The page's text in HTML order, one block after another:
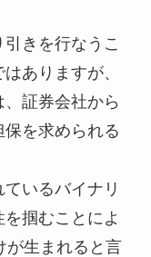
きを行なうこ
ありますが、
証券会社から
保を求められる
いるバイナリ
掴むことによ
が生まれると言